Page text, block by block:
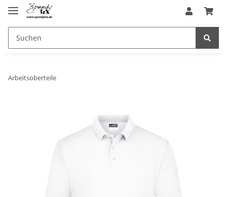
Arbeitsoberteile